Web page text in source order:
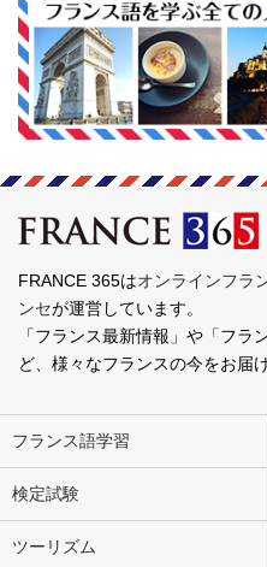
FRANCE 365はオンラインフラ
ンセが運営しています。
「フランス最新情報」や「フラ
ど、様々なフランスの今をお届
フランス語学習
検定試験
ツーリズム